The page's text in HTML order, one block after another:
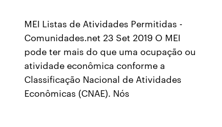
MEI Listas de Atividades Permitidas -
Comunidades.net 23 Set 2019 O MEI
pode ter mais do que uma ocupação ou
atividade econômica conforme a
Classificação Nacional de Atividades
Econômicas (CNAE). Nós